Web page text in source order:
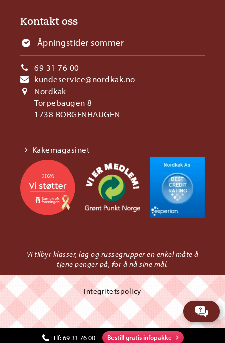
Kontakt oss
Åpningstider sommer
Kakemagasinet
69 31 76 00
kundeservice@nordkak.no
Nordkak
Torpebaugen 8
1738 BORGENHAUGEN
Vi tilbyr klasser, lag og russegrupper en enkel måte å
tjene penger på, for å nå sine mål.
Integritetspolicy
Tlf:69 31 76 00 Bestill gratis infopakke